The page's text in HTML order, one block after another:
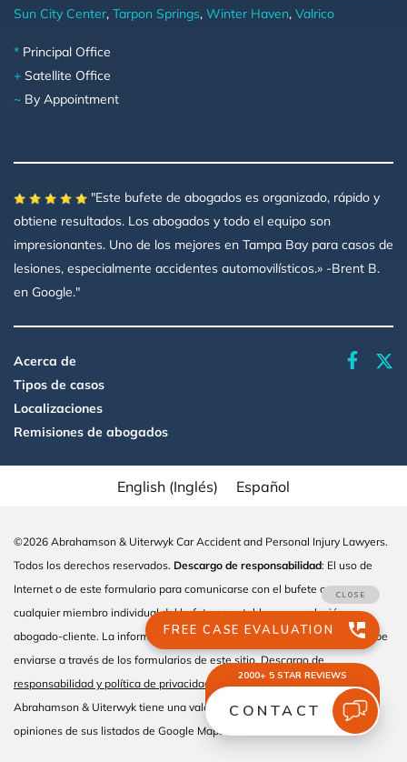
Sun City Center, Tarpon Springs, Winter Haven, Valrico
* Principal Office
+ Satellite Office
~ By Appointment
"Este bufete de abogados es organizado, rápido y
obtiene resultados. Los abogados y todo el equipo son
impresionantes. Uno de los mejores en Tampa Bay para casos de
lesiones, especialmente accidentes automovilísticos.» -Brent B.
en Google."
Acerca de
Tipos de casos
Localizaciones
Remisiones de abogados
English (Inglés) Español
©2026 Abrahamson & Uiterwyk Car Accident and Personal Injury Lawyers.
Todos los derechos reservados. Descargo de responsabilidad: El uso de
Internet o de este formulario para comunicarse con el bufete o con
cualquier miembro individual del bufete no establece una relación
abogado-cliente. La información confidencial o sensible al tiempo no debe
enviarse a través de los formularios de este sitio.Descargo de
responsabilidad y política de privacidad
Abrahamson & Uiterwyk tiene una valoración de 4,9 de un total de 2.047
opiniones de sus listados de Google Maps en febrero de 2026.